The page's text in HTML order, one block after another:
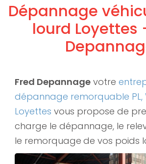
Dépannage
lourd Loyettes
Fred Depannage votre
dépannage remorquable PL,
Loyettes vous propose de
charge le dépannage, le
le remorquage de vos poids